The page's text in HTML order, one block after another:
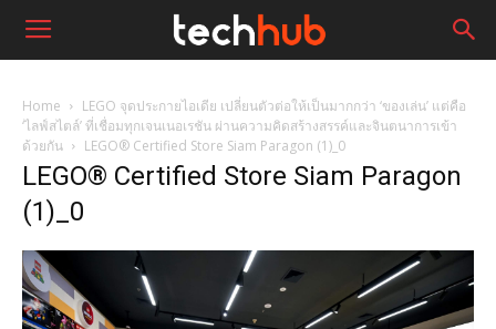
Home
LEGO จุดประกายไอเดีย เปลี่ยนตัวต่อให้เป็นมากกว่า ‘ของเล่น’ แต่คือ
‘ไลฟ์สไตล์’ ที่เชื่อมทุกเจนเนอเรชัน ผ่านความคิดสร้างสรรค์และจินตนาการเข้า
ด้วยกัน
LEGO® Certified Store Siam Paragon (1)_0
LEGO® Certified Store Siam Paragon
(1)_0